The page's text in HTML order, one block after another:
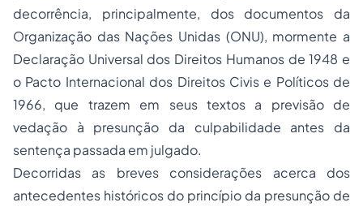
decorrência, principalmente, dos documentos da
Organização das Nações Unidas (ONU), mormente a
Declaração Universal dos Direitos Humanosde 1948 e
o Pacto Internacional dos Direitos Civis e Políticos de
1966, que trazem em seus textos a previsão de
vedação à presunção da culpabilidade antes da
sentença passada em julgado.
Decorridas as breves considerações acerca dos
antecedentes históricos do princípio da presunção de